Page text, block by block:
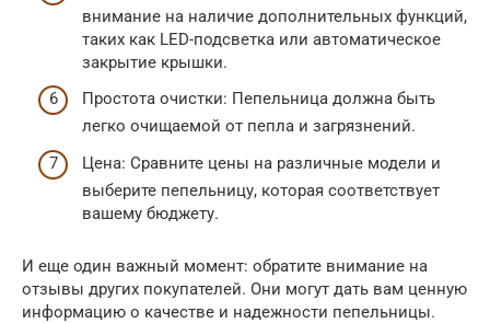
внимание на наличие дополнительных функций,
таких как LED-подсветка или автоматическое
закрытие крышки.
Простота очистки: Пепельница должна быть
легко очищаемой от пепла и загрязнений.
Цена: Сравните цены на различные модели и
выберите пепельницу, которая соответствует
вашему бюджету.
И еще один важный момент: обратите внимание на
отзывы других покупателей. Они могут дать вам ценную
информацию о качестве и надежности пепельницы.